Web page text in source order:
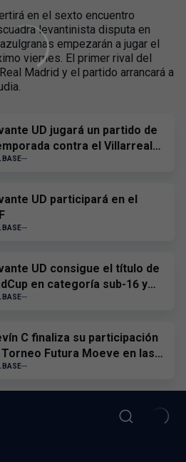
en el sexto encuentro
levantinista disputa en
empezarán a jugar el
viernes. El primer rival del
Madrid y el partido arrancará a
UD jugará un partido de
contra el Villarreal
BASE
UD participará en el
BASE
UD consigue el título de
en categoría sub-16 y
BASE
C finaliza su participación
Futura Moeve en las
BASE